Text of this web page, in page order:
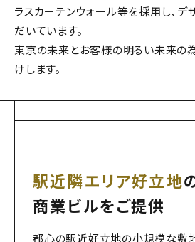
ラスカーテンウォール等を採用し、デ
だいています。
東京の未来とお客様の明るい未来の
けします。
駅近隣エリア好立地
商業ビルをご提供
都心の駅近好立地の小規模な敷